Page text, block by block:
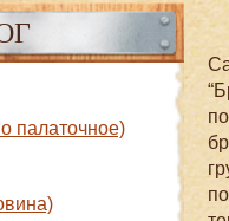
палаточное)